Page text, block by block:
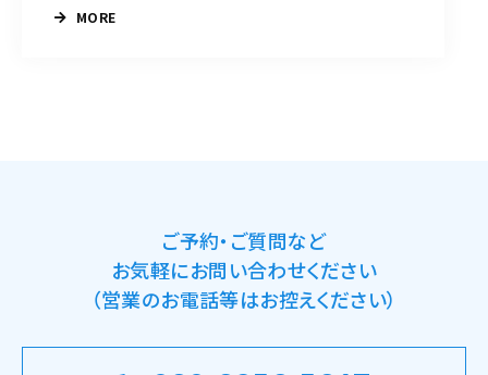
MORE
ご予約・ご質問など
お気軽にお問い合わせください
（営業のお電話等はお控えください）